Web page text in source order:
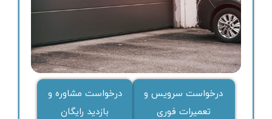
درخواست سرویس و
تعمیرات فوری
درخواست مشاوره و
بازدید رایگان